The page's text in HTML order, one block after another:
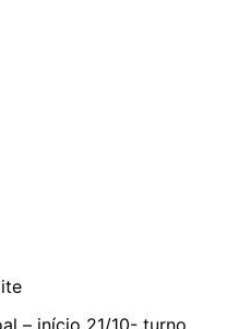
– início 21/10- turno